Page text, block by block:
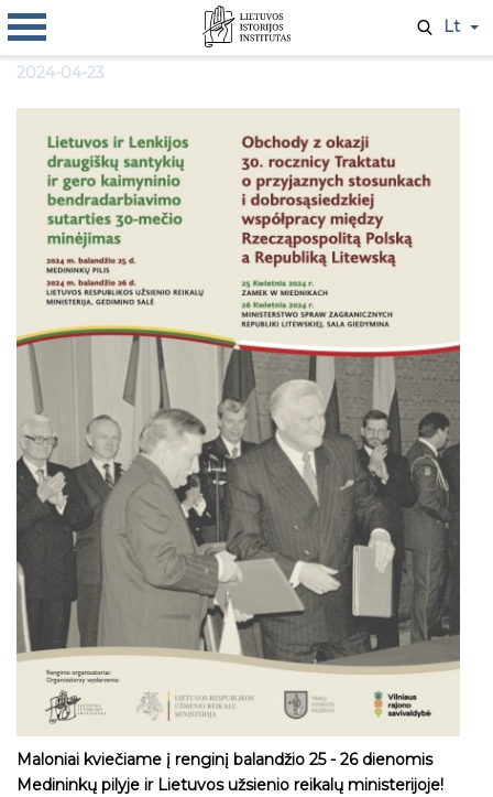
2024-04-23
Maloniai kviečiame į renginį balandžio 25 - 26 dienomis
Medininkų pilyje ir Lietuvos užsienio reikalų ministerijoje!
Lt